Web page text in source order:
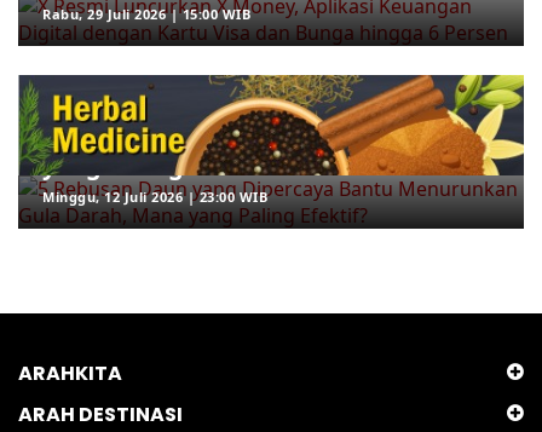
Rabu, 29 Juli 2026 | 15:00 WIB
5 Rebusan Daun yang Dipercaya
Bantu Menurunkan Gula Darah, Mana
yang Paling Efektif?
Minggu, 12 Juli 2026 | 23:00 WIB
ARAHKITA
ARAH DESTINASI